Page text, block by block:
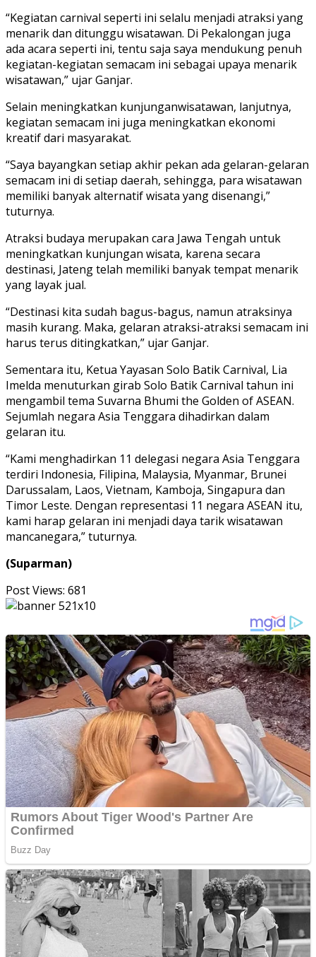
“Kegiatan carnival seperti ini selalu menjadi atraksi yang
menarik dan ditunggu wisatawan. Di Pekalongan juga
ada acara seperti ini, tentu saja saya mendukung penuh
kegiatan-kegiatan semacam ini sebagai upaya menarik
wisatawan,” ujar Ganjar.
Selain meningkatkan kunjunganwisatawan, lanjutnya,
kegiatan semacam ini juga meningkatkan ekonomi
kreatif dari masyarakat.
“Saya bayangkan setiap akhir pekan ada gelaran-gelaran
semacam ini di setiap daerah, sehingga, para wisatawan
memiliki banyak alternatif wisata yang disenangi,”
tuturnya.
Atraksi budaya merupakan cara Jawa Tengah untuk
meningkatkan kunjungan wisata, karena secara
destinasi, Jateng telah memiliki banyak tempat menarik
yang layak jual.
“Destinasi kita sudah bagus-bagus, namun atraksinya
masih kurang. Maka, gelaran atraksi-atraksi semacam ini
harus terus ditingkatkan,” ujar Ganjar.
Sementara itu, Ketua Yayasan Solo Batik Carnival, Lia
Imelda menuturkan girab Solo Batik Carnival tahun ini
mengambil tema Suvarna Bhumi the Golden of ASEAN.
Sejumlah negara Asia Tenggara dihadirkan dalam
gelaran itu.
“Kami menghadirkan 11 delegasi negara Asia Tenggara
terdiri Indonesia, Filipina, Malaysia, Myanmar, Brunei
Darussalam, Laos, Vietnam, Kamboja, Singapura dan
Timor Leste. Dengan representasi 11 negara ASEAN itu,
kami harap gelaran ini menjadi daya tarik wisatawan
mancanegara,” tuturnya.
(Suparman)
Post Views: 681